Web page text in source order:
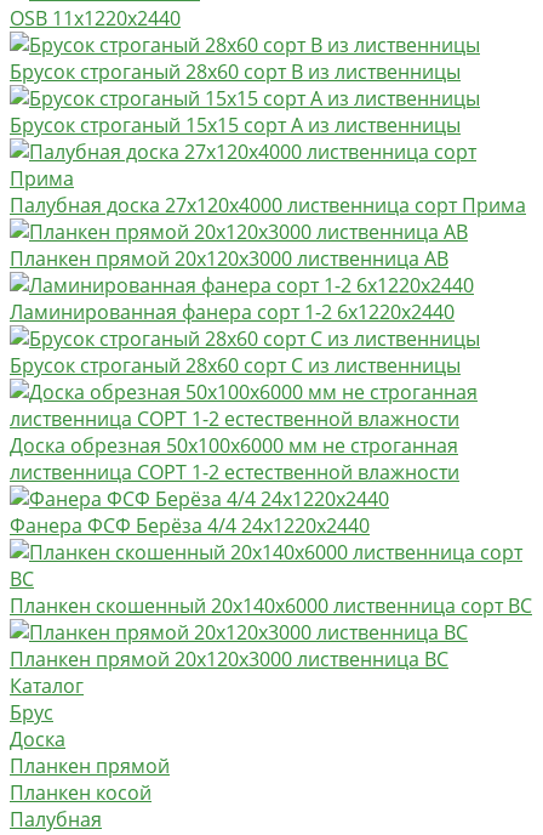
OSB 11х1220х2440
Брусок строганый 28х60 сорт В из лиственницы
Брусок строганый 15х15 сорт А из лиственницы
Палубная доска 27х120х4000 лиственница сорт Прима
Планкен прямой 20х120х3000 лиственница AB
Ламинированная фанера сорт 1-2 6х1220х2440
Брусок строганый 28х60 сорт C из лиственницы
Доска обрезная 50х100х6000 мм не строганная
лиственница СОРТ 1-2 естественной влажности
Фанера ФСФ Берёза 4/4 24х1220х2440
Планкен скошенный 20х140х6000 лиственница сорт ВС
Планкен прямой 20х120х3000 лиственница BC
Каталог
Брус
Доска
Планкен прямой
Планкен косой
Палубная